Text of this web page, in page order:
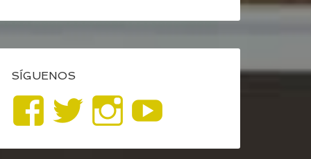
SÍGUENOS
Ver
perfil
Ver
perfil
Ver
perfil